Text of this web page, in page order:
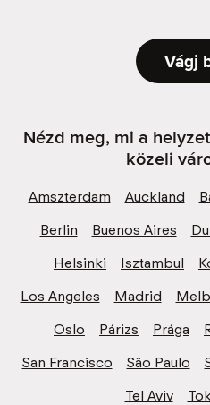
Vágj
Nézd meg, mi a
közeli
Amszterdam Auckland
Berlin
Buenos Aires
Helsinki
Isztambul
Los Angeles
Madrid
Oslo
Párizs Prága
San Francisco
São Paulo
Tel Aviv